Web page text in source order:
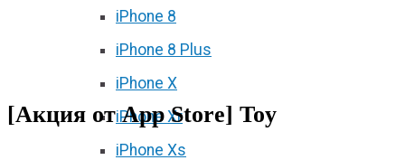
iPhone 8
iPhone 8 Plus
iPhone X
iPhone Xr
iPhone Xs
[Акция от App Store] Toy